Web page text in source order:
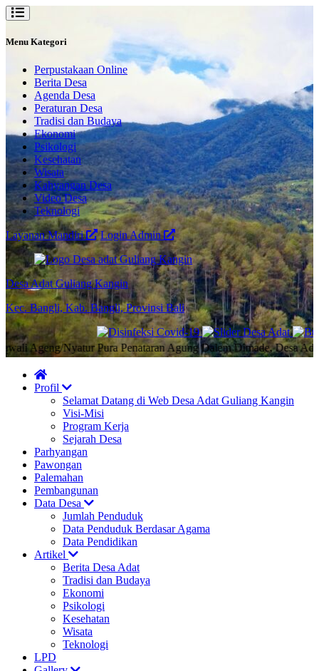
Menu Kategori
Perpustakaan Online
Berita Desa
Agenda Desa
Peraturan Desa
Tradisi dan Budaya
Ekonomi
Psikologi
Kesehatan
Wisata
Kahyangan Desa
Video Desa
Teknologi
Layanan Mandiri
Login Admin
Desa Adat Guliang Kangin
Kec. Bangli, Kab. Bangli, Provinsi Bali
Nyatur Pura Penataran Agung Dalem Dimade, Desa Adat
Profil
Selamat Datang di Web Desa Adat Guliang Kangin
Visi-Misi
Program Kerja
Sejarah Desa
Parhyangan
Pawongan
Palemahan
Pembangunan
Data Desa
Jumlah Penduduk
Data Penduduk Berdasar Agama
Data Pendidikan
Artikel
Berita Desa Adat
Tradisi dan Budaya
Ekonomi
Psikologi
Kesehatan
Wisata
Teknologi
LPD